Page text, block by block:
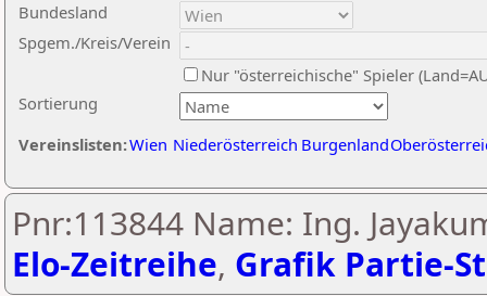
Sortierung
Bundesland
Spgem./Kreis/Verein
Nur "österreichische" Spieler
Vereinslisten:Wien Niederösterreich Burgenland
Pnr:113844 Name: Ing.
Elo-Zeitreihe, Grafik Partie-